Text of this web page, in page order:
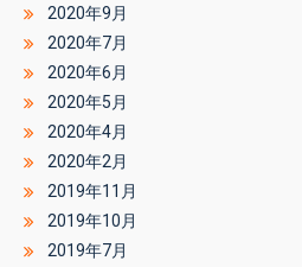
2020年9月
2020年7月
2020年6月
2020年5月
2020年4月
2020年2月
2019年11月
2019年10月
2019年7月